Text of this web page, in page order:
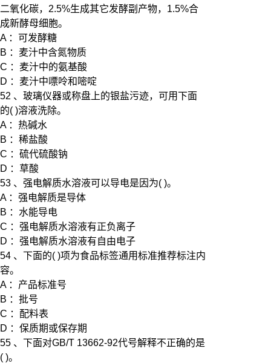
二氧化碳，2.5%生成其它发酵副产物，1.5%合
成新酵母细胞。
A ：可发酵糖
B ：麦汁中含氮物质
C ：麦汁中的氨基酸
D ：麦汁中嘌呤和嘧啶
52 、玻璃仪器或称盘上的银盐污迹，可用下面
的( )溶液洗除。
A ：热碱水
B ：稀盐酸
C ：硫代硫酸钠
D ：草酸
53 、强电解质水溶液可以导电是因为( )。
A ：强电解质是导体
B ：水能导电
C ：强电解质水溶液有正负离子
D ：强电解质水溶液有自由电子
54 、下面的( )项为食品标签通用标准推荐标注内
容。
A ：产品标准号
B ：批号
C ：配料表
D ：保质期或保存期
55 、下面对GB/T 13662-92代号解释不正确的是
( )。